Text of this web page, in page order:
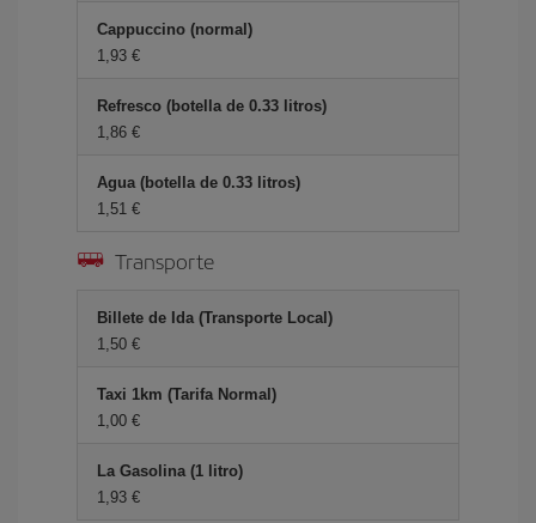
Cappuccino (normal)
1,93 €
Refresco (botella de 0.33 litros)
1,86 €
Agua (botella de 0.33 litros)
1,51 €
Transporte
Billete de Ida (Transporte Local)
1,50 €
Taxi 1km (Tarifa Normal)
1,00 €
La Gasolina (1 litro)
1,93 €